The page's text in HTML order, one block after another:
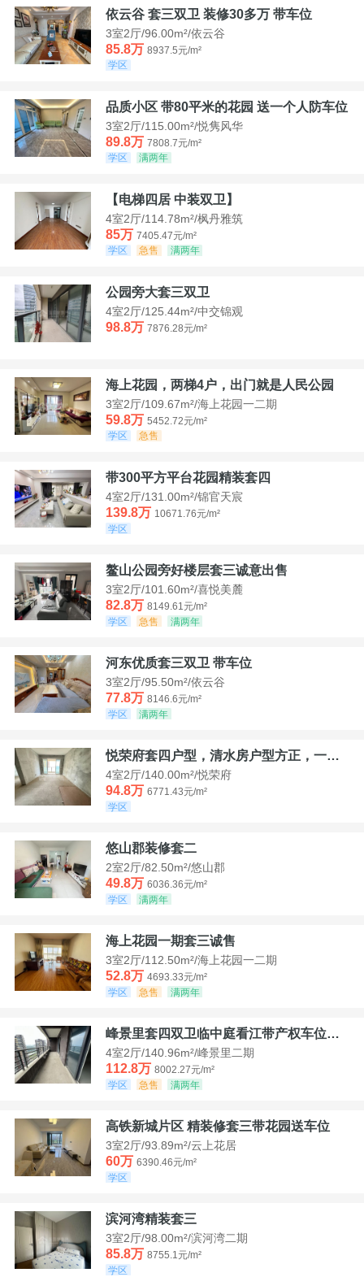
依云谷 套三双卫 装修30多万 带车位
3室2厅/96.00m²/依云谷
85.8万 8937.5元/m²
学区
品质小区 带80平米的花园 送一个人防车位
3室2厅/115.00m²/悦隽风华
89.8万 7808.7元/m²
学区
满两年
【电梯四居 中装双卫】
4室2厅/114.78m²/枫丹雅筑
85万 7405.47元/m²
学区
急售 满两年
公园旁大套三双卫
4室2厅/125.44m²/中交锦观
98.8万 7876.28元/m²
海上花园，两梯4户，出门就是人民公园
3室2厅/109.67m²/海上花园一二期
59.8万 5452.72元/m²
学区
急售
带300平方平台花园精装套四
4室2厅/131.00m²/锦官天宸
139.8万 10671.76元/m²
学区
鳌山公园旁好楼层套三诚意出售
3室2厅/101.60m²/喜悦美麓
82.8万 8149.61元/m²
学区
急售 满两年
河东优质套三双卫 带车位
3室2厅/95.50m²/依云谷
77.8万 8146.6元/m²
学区
满两年
悦荣府套四户型，清水房户型方正，一口价94，8
4室2厅/140.00m²/悦荣府
94.8万 6771.43元/m²
学区
悠山郡装修套二
2室2厅/82.50m²/悠山郡
49.8万 6036.36元/m²
学区
满两年
海上花园一期套三诚售
3室2厅/112.50m²/海上花园一二期
52.8万 4693.33元/m²
学区
急售 满两年
峰景里套四双卫临中庭看江带产权车位诚售
4室2厅/140.96m²/峰景里二期
112.8万 8002.27元/m²
学区
急售 满两年
高铁新城片区 精装修套三带花园送车位
3室2厅/93.89m²/云上花居
60万 6390.46元/m²
学区
滨河湾精装套三
3室2厅/98.00m²/滨河湾二期
85.8万 8755.1元/m²
学区